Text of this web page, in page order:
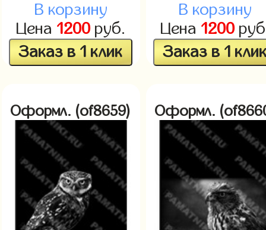
В корзину
Цена 1200руб.
Заказ в 1 клик
В корзину
Цена 1200
Заказ в 1
Оформл. (of8659) Оформл.